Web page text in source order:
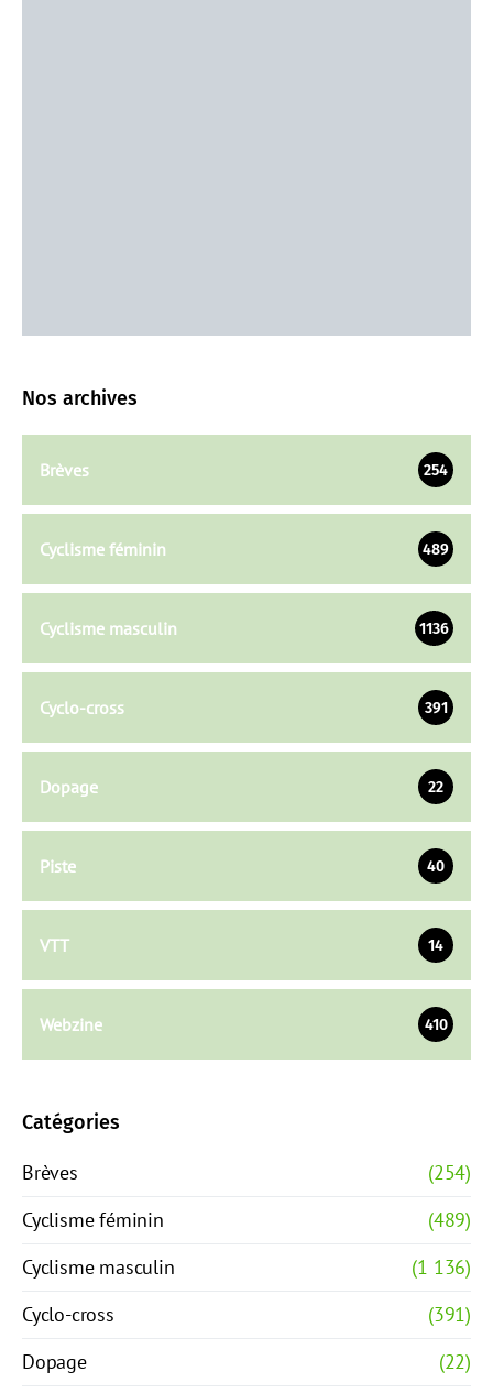
Nos archives
Brèves 254
Cyclisme féminin 489
Cyclisme masculin 1136
Cyclo-cross 391
Dopage 22
Piste 40
VTT 14
Webzine 410
Catégories
Brèves
(254)
Cyclisme féminin
(489)
Cyclisme masculin
(1 136)
Cyclo-cross
(391)
Dopage
(22)